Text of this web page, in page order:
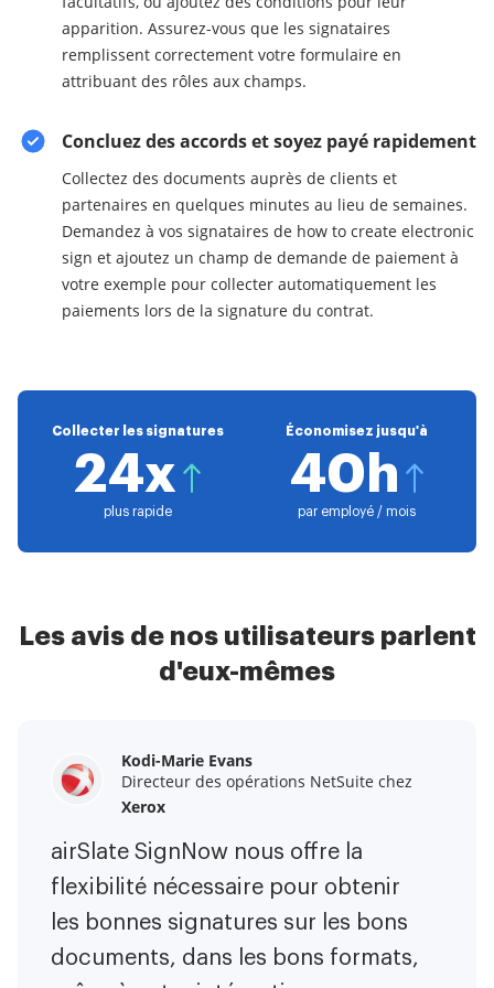
apparition. Assurez-vous que les signataires
remplissent correctement votre formulaire en
attribuant des rôles aux champs.
Concluez des accords et soyez payé rapidement
Collectez des documents auprès de clients et
partenaires en quelques minutes au lieu de semaines.
Demandez à vos signataires de how to create electronic
sign et ajoutez un champ de demande de paiement à
votre exemple pour collecter automatiquement les
paiements lors de la signature du contrat.
Collecter les signatures
24x
plus rapide
Économisez jusqu'à
40h
par employé / mois
Les avis de nos utilisateurs parlent
d'eux-mêmes
Kodi-Marie Evans
Directeur des opérations NetSuite chez
Xerox
airSlate SignNow nous offre la
flexibilité nécessaire pour obtenir
les bonnes signatures sur les bons
documents, dans les bons formats,
Samantha Jo
Partenaire Entreprise Client chezYelp
airSlate SignNow m'a facilité la vie.
C'est énorme de pouvoir signer des
contrats en déplacement ! Il est
désormais moins stressant de faire
les choses efficacement et
Megan Bond
Gestion du marketing numérique chez
Electrolux
Ce logiciel a ajouté de la valeur à
notre entreprise. J'ai éliminé les
tâches répétitives. Je peux créer
des formulaires web natifs mobiles.